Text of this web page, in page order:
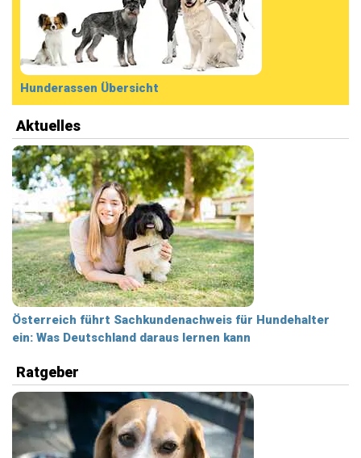
Hunderassen Übersicht
Aktuelles
Österreich führt Sachkundenachweis für Hundehalter
ein: Was Deutschland daraus lernen kann
Ratgeber